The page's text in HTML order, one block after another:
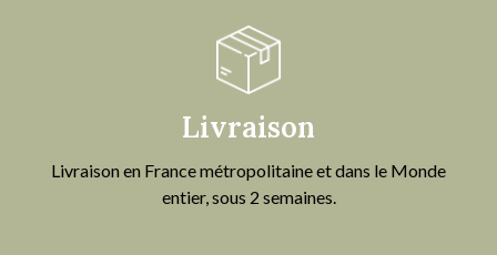
Livraison
Livraison en France métropolitaine et dans le Monde
entier, sous 2 semaines.